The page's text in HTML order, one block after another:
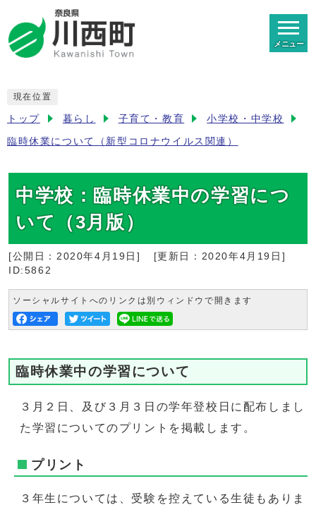
メニュー
現在位置
トップ 暮らし 子育て・教育 小学校・中学校
臨時休業について（新型コロナウイルス関連）
中学校：臨時休業中の学習につ
いて（3月版）
[公開日： 2020年4月19日 ] [更新日： 2020年4月19日 ]
ID:5862
ソーシャルサイトへのリンクは別ウィンドウで開きます
臨時休業中の学習について
３月２日、及び３月３日の学年登校日に配布しまし
た学習についてのプリントを掲載します。
プリント
３年生については、受験を控えている生徒もありま